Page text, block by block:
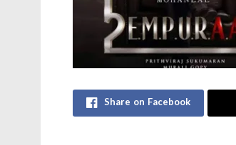
Share on Facebook